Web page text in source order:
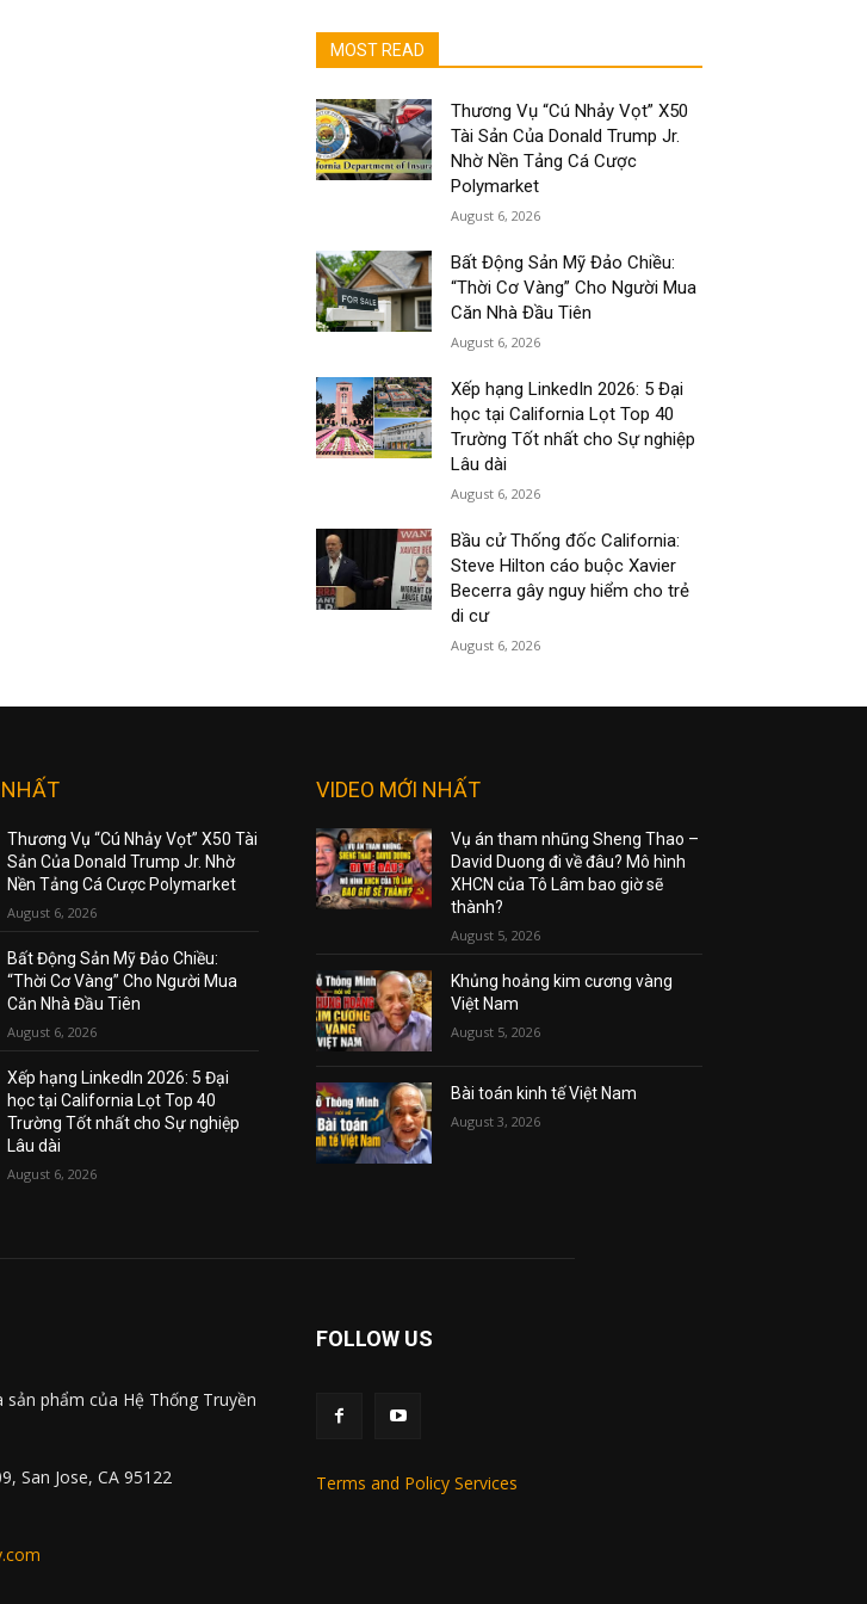
MOST READ
Thương Vụ “Cú Nhảy Vọt” X50
Tài Sản Của Donald Trump Jr.
Nhờ Nền Tảng Cá Cược
Polymarket
August 6, 2026
Bất Động Sản Mỹ Đảo Chiều:
“Thời Cơ Vàng” Cho Người Mua
Căn Nhà Đầu Tiên
August 6, 2026
Xếp hạng LinkedIn 2026: 5 Đại
học tại California Lọt Top 40
Trường Tốt nhất cho Sự nghiệp
Lâu dài
August 6, 2026
Bầu cử Thống đốc California:
Steve Hilton cáo buộc Xavier
Becerra gây nguy hiểm cho trẻ
di cư
August 6, 2026
Thương Vụ “Cú Nhảy Vọt” X50 Tài
Sản Của Donald Trump Jr. Nhờ
Nền Tảng Cá Cược Polymarket
August 6, 2026
Bất Động Sản Mỹ Đảo Chiều:
“Thời Cơ Vàng” Cho Người Mua
Căn Nhà Đầu Tiên
August 6, 2026
Xếp hạng LinkedIn 2026: 5 Đại
học tại California Lọt Top 40
Trường Tốt nhất cho Sự nghiệp
Lâu dài
August 6, 2026
VIDEO MỚI NHẤT
Vụ án tham nhũng Sheng Thao –
David Duong đi về đâu? Mô hình
XHCN của Tô Lâm bao giờ sẽ
thành?
August 5, 2026
Khủng hoảng kim cương vàng
Việt Nam
August 5, 2026
Bài toán kinh tế Việt Nam
August 3, 2026
sản phẩm của Hệ Thống Truyền
San Jose, CA 95122
FOLLOW US
Terms and Policy Services